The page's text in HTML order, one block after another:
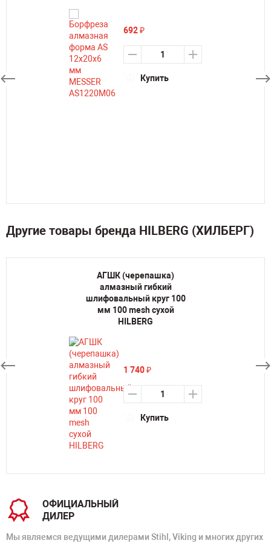
692₽
Купить
Другие товары бренда HILBERG (ХИЛБЕРГ)
АГШК (черепашка)
алмазный гибкий
шлифовальный круг 100
мм 100 mesh сухой
HILBERG
1 740₽
Купить
ОФИЦИАЛЬНЫЙ
ДИЛЕР
Мы являемся ведущими дилерами Stihl, Viking и многих других